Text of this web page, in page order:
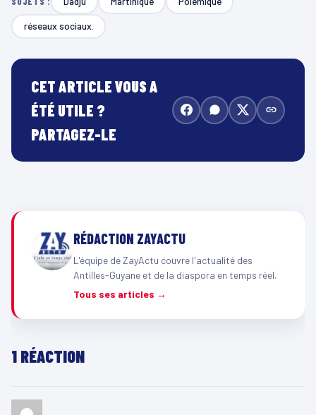
réseaux sociaux.
CET ARTICLE VOUS A
ÉTÉ UTILE ?
PARTAGEZ-LE
RÉDACTION ZAYACTU
L'équipe de ZayActu couvre l'actualité des
Antilles-Guyane et de la diaspora en temps réel.
Tous ses articles →
1 RÉACTION